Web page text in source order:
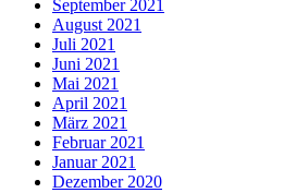
September 2021
August 2021
Juli 2021
Juni 2021
Mai 2021
April 2021
März 2021
Februar 2021
Januar 2021
Dezember 2020